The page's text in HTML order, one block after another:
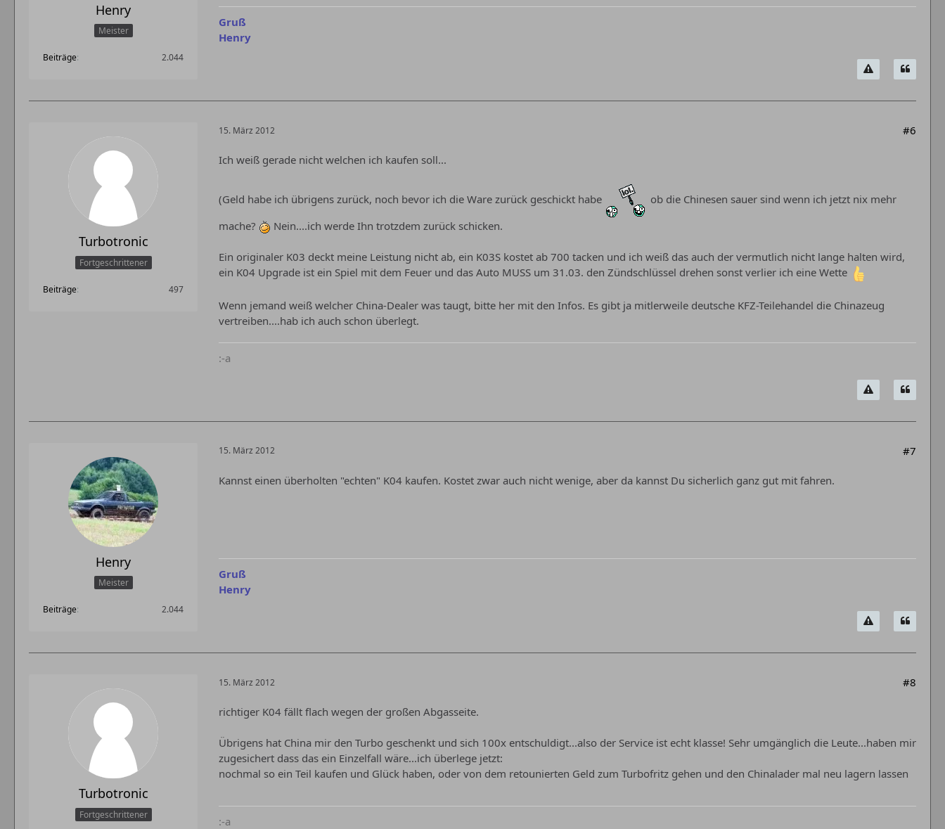
Henry
Meister
Beiträge 2.044
Gruß
Henry
Turbotronic
Fortgeschrittener
Beiträge 497
15. März 2012 #6
Ich weiß gerade nicht welchen ich kaufen soll...
(Geld habe ich übrigens zurück, noch bevor ich die Ware zurück geschickt habe
ob die Chinesen sauer sind wenn ich jetzt nix mehr
mache?
Nein....ich werde Ihn trotzdem zurück schicken.
Ein originaler K03 deckt meine Leistung nicht ab, ein K03S kostet ab 700 tacken und ich weiß das auch der vermutlich nicht lange halten wird,
ein K04 Upgrade ist ein Spiel mit dem Feuer und das Auto MUSS um 31.03. den Zündschlüssel drehen sonst verlier ich eine Wette
Wenn jemand weiß welcher China-Dealer was taugt, bitte her mit den Infos. Es gibt ja mitlerweile deutsche KFZ-Teilehandel die Chinazeug
vertreiben....hab ich auch schon überlegt.
:-a
Henry
Meister
Beiträge 2.044
15. März 2012 #7
Kannst einen überholten "echten" K04 kaufen. Kostet zwar auch nicht wenige, aber da kannst Du sicherlich ganz gut mit fahren.
Gruß
Henry
Turbotronic
Fortgeschrittener
15. März 2012 #8
richtiger K04 fällt flach wegen der großen Abgasseite.
Übrigens hat China mir den Turbo geschenkt und sich 100x entschuldigt...also der Service ist echt klasse! Sehr umgänglich die Leute...haben mir
zugesichert dass das ein Einzelfall wäre...ich überlege jetzt:
nochmal so ein Teil kaufen und Glück haben, oder von dem retounierten Geld zum Turbofritz gehen und den Chinalader mal neu lagern lassen
:-a